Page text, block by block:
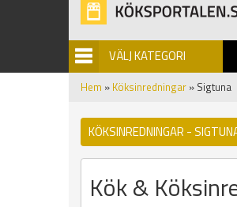
VÄLJ KATEGORI
Hem » Köksinredningar » Sigtuna
KÖKSINREDNINGAR -
Kök &